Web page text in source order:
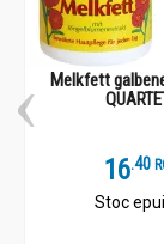
Melkfett
16.4
Stoc